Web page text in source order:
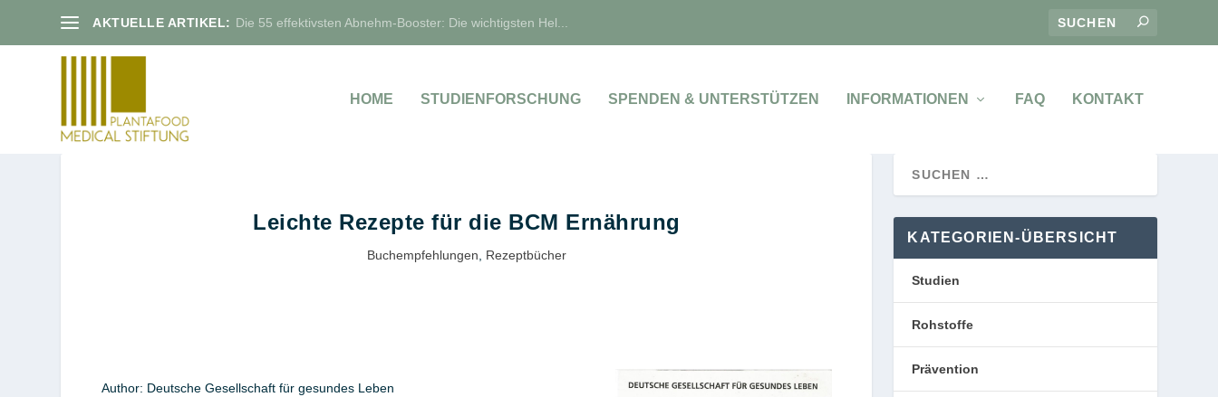
AKTUELLE ARTIKEL: Die 55 effektivsten Abnehm-Booster: Die wichtigsten Hel...
HOME STUDIENFORSCHUNG SPENDEN & UNTERSTÜTZEN INFORMATIONEN FAQ KONTAKT
Leichte Rezepte für die BCM Ernährung
Buchempfehlungen Rezeptbücher
Author: Deutsche Gesellschaft für gesundes Leben
KATEGORIEN-ÜBERSICHT
Studien
Rohstoffe
Prävention